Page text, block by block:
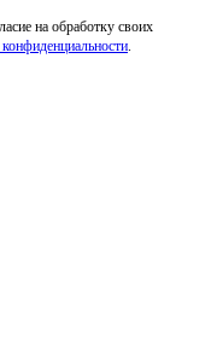
на обработку своих